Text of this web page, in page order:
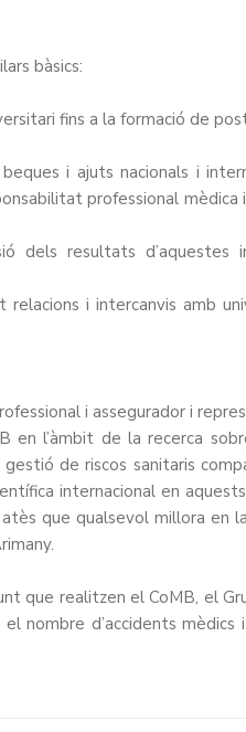
bàsics:
fins a la formació de
i ajuts nacionals i
professional mèdica
dels resultats d’aquestes
relacions i intercanvis amb
i assegurador i
en l’àmbit de la recerca
de riscos sanitaris
internacional en
que qualsevol millora en
que realitzen el CoMB, el
nombre d’accidents